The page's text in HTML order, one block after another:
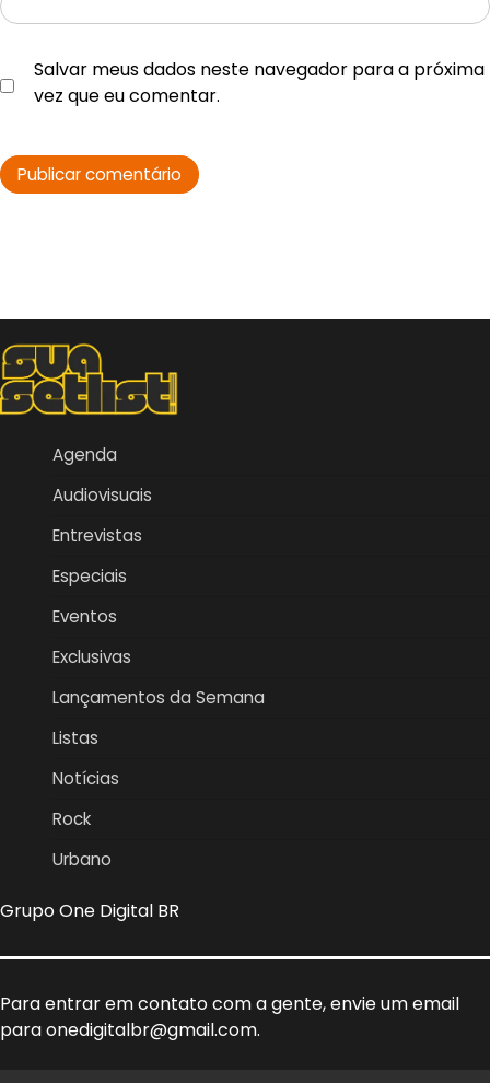
Salvar meus dados neste navegador para a próxima
vez que eu comentar.
Agenda
Audiovisuais
Entrevistas
Especiais
Eventos
Exclusivas
Lançamentos da Semana
Listas
Notícias
Rock
Urbano
Grupo One Digital BR
Para entrar em contato com a gente, envie um email
para onedigitalbr@gmail.com.